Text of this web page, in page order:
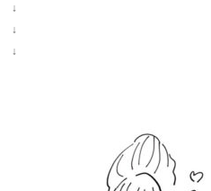
↓
↓
↓